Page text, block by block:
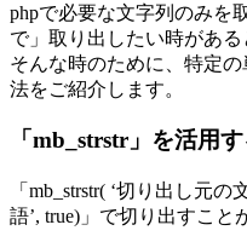
phpで必要な文字列のみを
で」取り出したい時がある
そんな時のために、特定
法をご紹介します。
「mb_strstr」を活用す
「mb_strstr( ‘切り出し元
語’, true)」で切り出すこと